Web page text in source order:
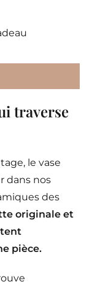
traverse
le vase
dans nos
des
originale et
pièce.